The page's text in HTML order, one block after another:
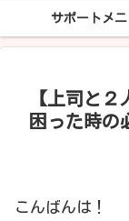
サポートメニ
【上司と
困った時の
こんばんは！